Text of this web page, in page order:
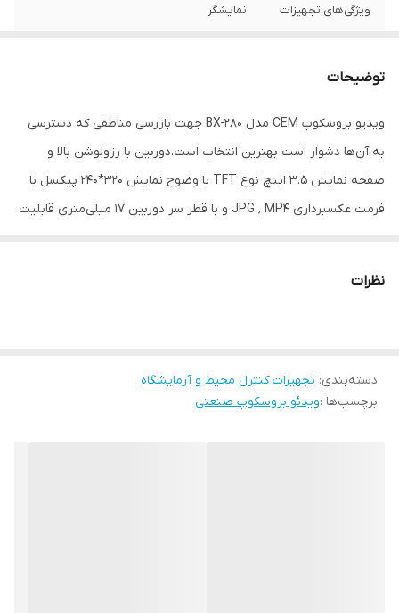
ویژگی‌های تجهیزات نمایشگر
توضیحات
ویدیو بروسکوپ CEM مدل BX-280 جهت بازرسی مناطقی که دسترسی
به آن‌ها دشوار است بهترین انتخاب است.دوربین با رزولوشن بالا و
صفحه نمایش 3.5 اینچ نوع TFT با وضوح نمایش 320*240 پیکسل با
فرمت عکسبرداری JPG , MP4 و با قطر سر دوربین 17 میلی‌متری قابلیت
به طول 1 متر و قطر 17 میلی متر اشاره نمود. این بروسکوپ دارای باتری
نظرات
دسته‌بندی: تجهیزات کنترل محیط و آزمایشگاه
برچسب‌ها :ویدئو بروسکوپ صنعتی